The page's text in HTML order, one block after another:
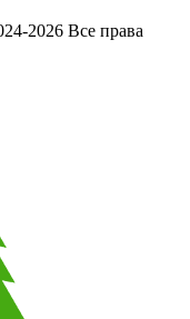
2026 Все права